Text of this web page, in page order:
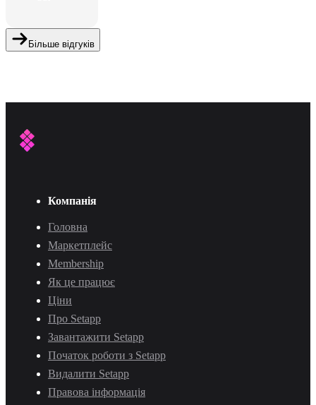
Більше відгуків
Компанія
Головна
Маркетплейс
Membership
Як це працює
Ціни
Про Setapp
Завантажити Setapp
Початок роботи з Setapp
Видалити Setapp
Правова інформація